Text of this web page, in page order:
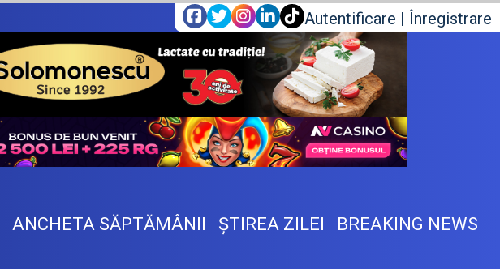
Autentificare | Înregistrare
ANCHETA SĂPTĂMÂNII ŞTIREA ZILEI BREAKING NEWS